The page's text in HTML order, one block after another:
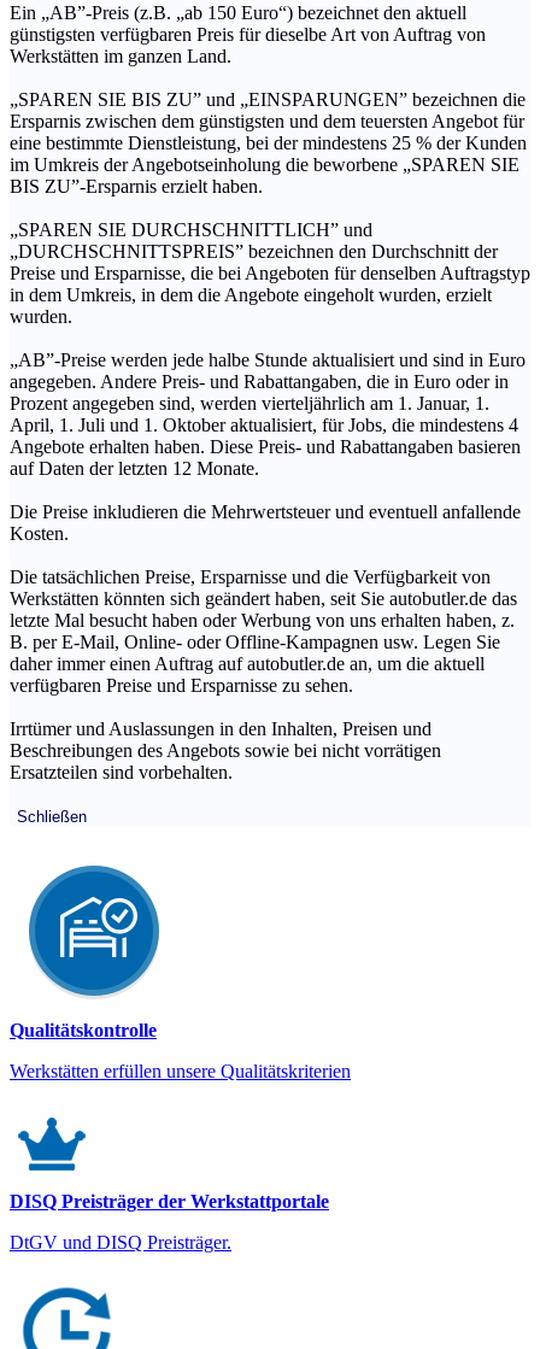
Ein „AB”-Preis (z.B. „ab 150 Euro“) bezeichnet den aktuell
günstigsten verfügbaren Preis für dieselbe Art von Auftrag von
Werkstätten im ganzen Land.
„SPAREN SIE BIS ZU” und „EINSPARUNGEN” bezeichnen die
Ersparnis zwischen dem günstigsten und dem teuersten Angebot für
eine bestimmte Dienstleistung, bei der mindestens 25 % der Kunden
im Umkreis der Angebotseinholung die beworbene „SPAREN SIE
BIS ZU”-Ersparnis erzielt haben.
„SPAREN SIE DURCHSCHNITTLICH” und
„DURCHSCHNITTSPREIS” bezeichnen den Durchschnitt der
Preise und Ersparnisse, die bei Angeboten für denselben Auftragstyp
in dem Umkreis, in dem die Angebote eingeholt wurden, erzielt
wurden.
„AB”-Preise werden jede halbe Stunde aktualisiert und sind in Euro
angegeben. Andere Preis- und Rabattangaben, die in Euro oder in
Prozent angegeben sind, werden vierteljährlich am 1. Januar, 1.
April, 1. Juli und 1. Oktober aktualisiert, für Jobs, die mindestens 4
Angebote erhalten haben. Diese Preis- und Rabattangaben basieren
auf Daten der letzten 12 Monate.
Die Preise inkludieren die Mehrwertsteuer und eventuell anfallende
Kosten.
Die tatsächlichen Preise, Ersparnisse und die Verfügbarkeit von
Werkstätten könnten sich geändert haben, seit Sie autobutler.de das
letzte Mal besucht haben oder Werbung von uns erhalten haben, z.
B. per E-Mail, Online- oder Offline-Kampagnen usw. Legen Sie
daher immer einen Auftrag auf autobutler.de an, um die aktuell
verfügbaren Preise und Ersparnisse zu sehen.
Irrtümer und Auslassungen in den Inhalten, Preisen und
Beschreibungen des Angebots sowie bei nicht vorrätigen
Ersatzteilen sind vorbehalten.
Schließen
Qualitätskontrolle
Werkstätten erfüllen unsere Qualitätskriterien
DISQ Preisträger der Werkstattportale
DtGV und DISQ Preisträger.